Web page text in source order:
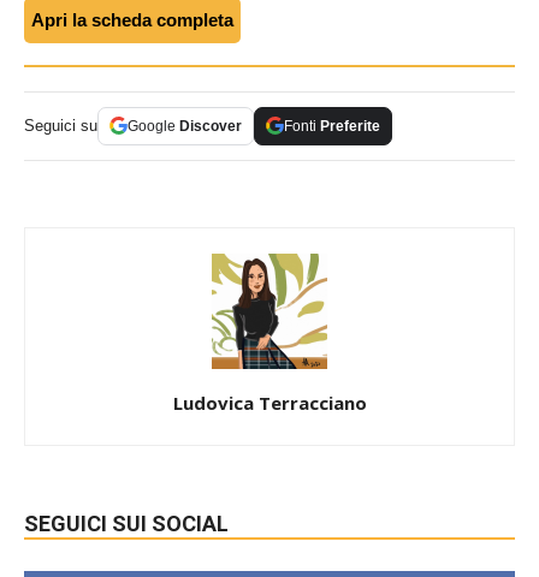
Apri la scheda completa
Seguici su Google Discover Fonti Preferite
Ludovica Terracciano
SEGUICI SUI SOCIAL